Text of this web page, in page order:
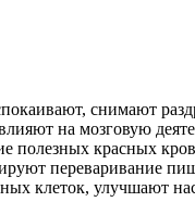
снимают
на мозговую
полезных красных
переваривание
клеток, улучшают